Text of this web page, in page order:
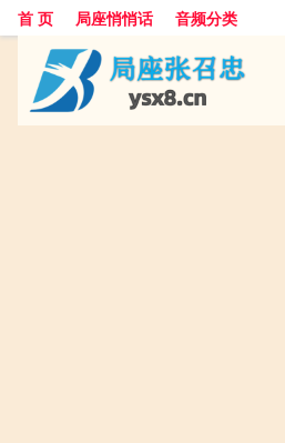
首 页 局座悄悄话 音频分类